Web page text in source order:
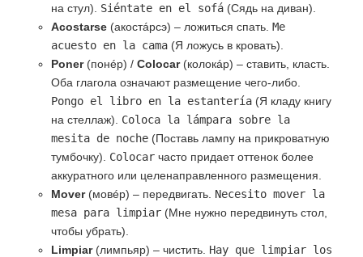
на стул). Siéntate en el sofá (Сядь на диван).
Acostarse (акостáрсэ) – ложиться спать. Me
acuesto en la cama (Я ложусь в кровать).
Poner(понéр) / Colocar(колокáр) – ставить, класть.
Оба глагола означают размещение чего-либо.
Pongo el libro en la estantería (Я кладу книгу
на стеллаж). Coloca la lámpara sobre la
mesita de noche (Поставь лампу на прикроватную
тумбочку). Colocar часто придает оттенок более
аккуратного или целенаправленного размещения.
Mover(мовéр) – передвигать. Necesito mover la
mesa para limpiar (Мне нужно передвинуть стол,
чтобы убрать).
Limpiar(лимпьяр) – чистить. Hay que limpiar los